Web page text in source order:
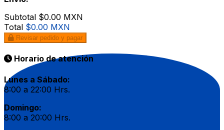
Subtotal $0.00 MXN
Total $0.00 MXN
Revisar pedido y pagar
Horario de atención
Lunes a Sábado:
8:00 a 22:00 Hrs.
Domingo:
8:00 a 20:00 Hrs.